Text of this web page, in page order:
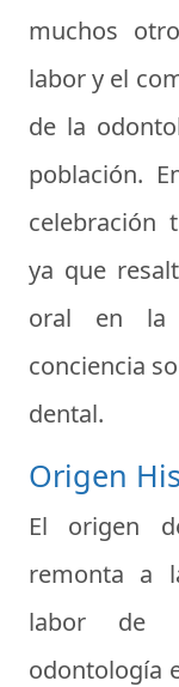
muchos
labor y el
de la
población.
celebración
ya que
oral en la
conciencia
dental.
Origen
El origen
remonta a
labor de
odontología